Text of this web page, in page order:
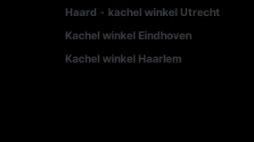
Haard - kachel winkel Utrecht
Kachel winkel Eindhoven
Kachel winkel Haarlem